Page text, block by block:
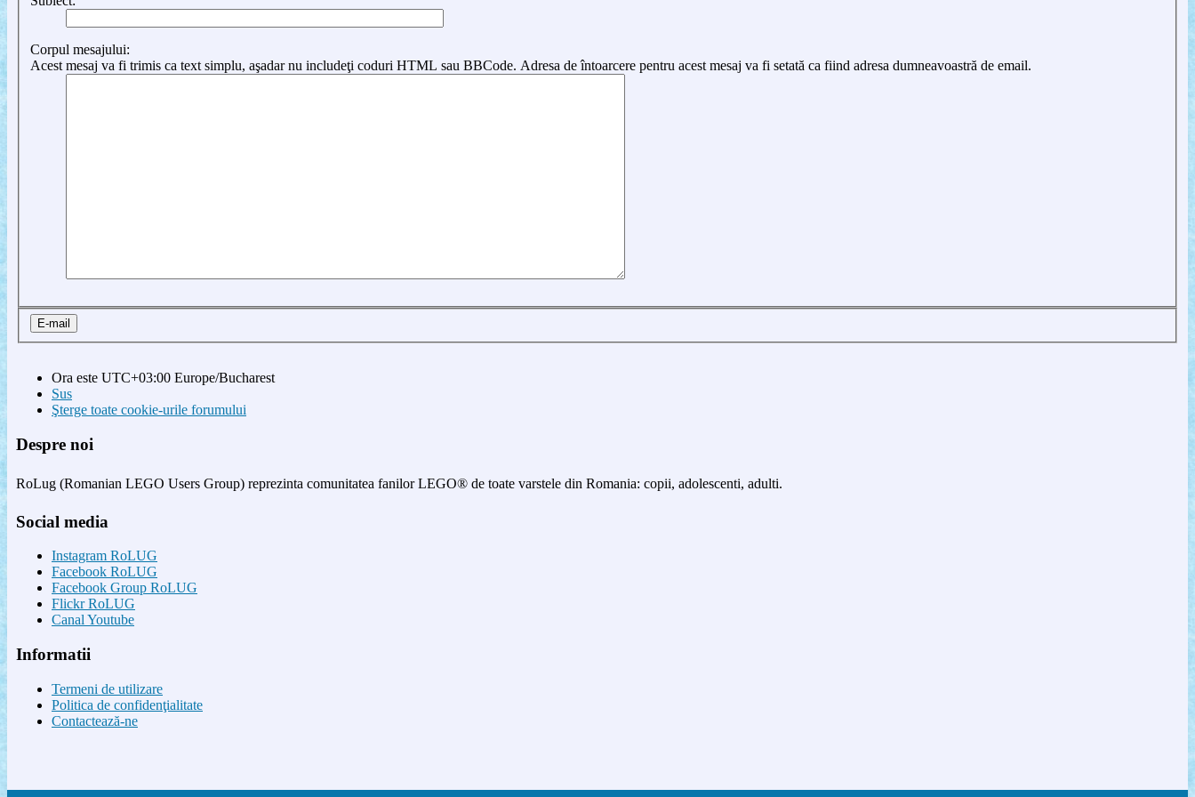
Corpul mesajului:
Acest mesaj va fi trimis ca text simplu, aşadar nu includeţi coduri HTML sau BBCode. Adresa de întoarcere pentru acest mesaj va fi setată ca fiind adresa dumneavoastră de email.
Ora este UTC+03:00 Europe/Bucharest
Sus
Şterge toate cookie-urile forumului
Despre noi
RoLug (Romanian LEGO Users Group) reprezinta comunitatea fanilor LEGO® de toate varstele din Romania: copii, adolescenti, adulti.
Social media
Instagram RoLUG
Facebook RoLUG
Facebook Group RoLUG
Flickr RoLUG
Canal Youtube
Informatii
Termeni de utilizare
Politica de confidenţialitate
Contactează-ne